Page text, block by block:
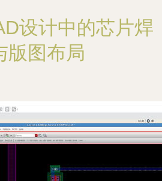
设计中的芯片焊
版图布局